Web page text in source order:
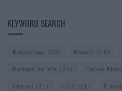
KEYWORD SEARCH
Balenciaga (20) Beauty (18)
Bottega Veneta (26) Calvin Klein
Chanel (71) COS (21) Diesel